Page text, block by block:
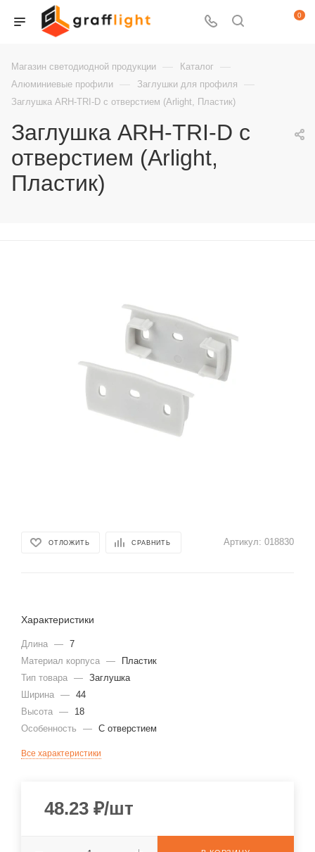
0
Магазин светодиодной продукции — Каталог —
Алюминиевые профили — Заглушки для профиля —
Заглушка ARH-TRI-D с отверстием (Arlight, Пластик)
Заглушка ARH-TRI-D с
отверстием (Arlight,
Пластик)
ОТЛОЖИТЬ СРАВНИТЬ Артикул: 018830
Характеристики
Длина — 7
Материал корпуса —
Пластик
Тип товара — Заглушка
Ширина — 44
Высота —
18
Особенность
— С отверстием
Все характеристики
48.23 ₽/шт